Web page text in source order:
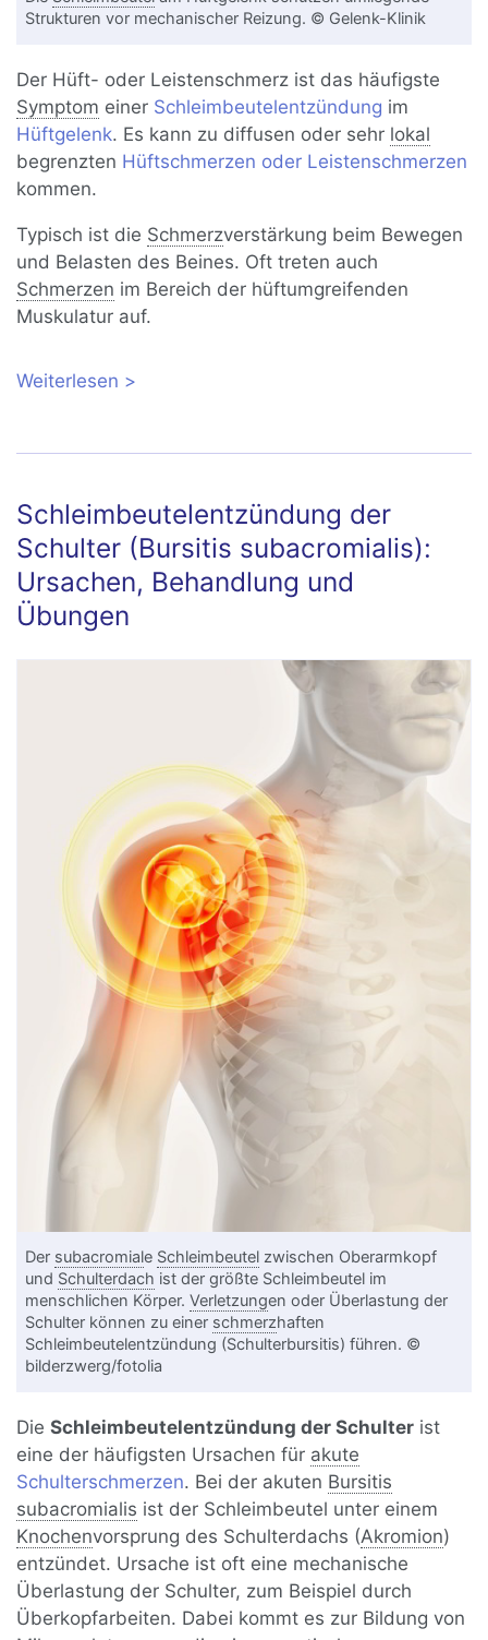
Strukturen vor mechanischer Reizung. © Gelenk-Klinik
Der Hüft- oder Leistenschmerz ist das häufigste
Symptom einer Schleimbeutelentzündung im
Hüftgelenk. Es kann zu diffusen oder sehr lokal
begrenzten Hüftschmerzen oder Leistenschmerzen
kommen.
Typisch ist die Schmerzverstärkung beim Bewegen
und Belasten des Beines. Oft treten auch
Schmerzen im Bereich der hüftumgreifenden
Muskulatur auf.
Weiterlesen über Schleimbeutelentzündung der
Schleimbeutelentzündung der
Schulter (Bursitis subacromialis):
Ursachen, Behandlung und
Übungen
Der subacromiale Schleimbeutel zwischen Oberarmkopf
und Schulterdach ist der größte Schleimbeutel im
menschlichen Körper.Verletzungen oder Überlastung der
Schulter können zu einer schmerzhaften
Schleimbeutelentzündung (Schulterbursitis) führen. ©
bilderzwerg/fotolia
DieSchleimbeutelentzündung der Schulter ist
eine der häufigsten Ursachen für akute
Schulterschmerzen. Bei der akuten Bursitis
subacromialis ist der Schleimbeutel unter einem
Knochenvorsprung des Schulterdachs (Akromion)
entzündet. Ursache ist oft eine mechanische
Überlastung der Schulter, zum Beispiel durch
Überkopfarbeiten. Dabei kommt es zur Bildung von